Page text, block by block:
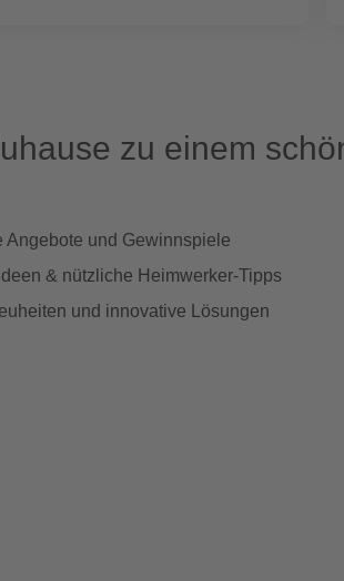
zu einem
Angebote und Gewinnspiele
& nützliche Heimwerker-Tipps
und innovative Lösungen